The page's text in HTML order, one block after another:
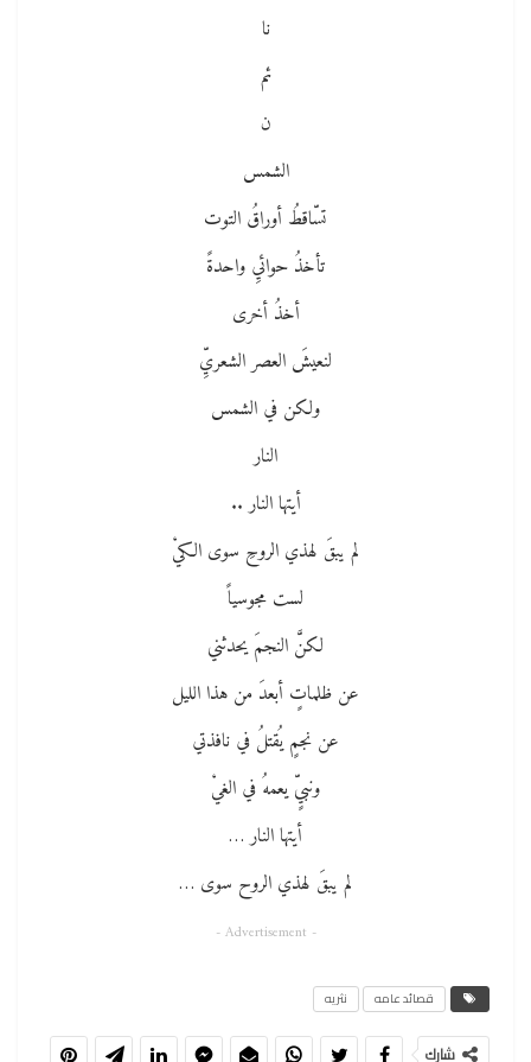
نا
ئم
ن
الشمس
تسّاقطُ أوراقُ التوت
تأخذُ حوائيِ واحدةً
أخذُ أخرى
لنعيشَ العصر الشعريِّ
ولكن في الشمس
النار
أيتها النار ..
لم يبقَ لهذي الروحِ سوى الكيْ
لست مجوسياً
لكنَّ النجمَ يحدثني
عن ظلماتٍ أبعدَ من هذا الليل
عن نجمٍ يُقتلُ في نافذتي
ونبيٍّ يعمهُ في الغيْ
أيتها النار …
لم يبقَ لهذي الروح سوى …
- Advertisement -
قصائد عامه نثريه
شارك